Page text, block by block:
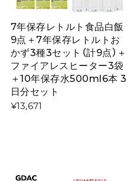
7年保存レトルト食品白飯
9点＋7年保存レトルトお
かず3種3セット（計9点）＋
ファイアレスヒーター3袋
＋10年保存水500ml6本 3
日分セット
¥13,671